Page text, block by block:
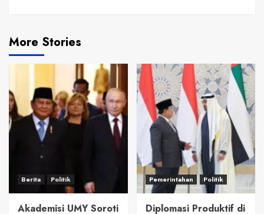
More Stories
Berita Politik
Akademisi UMY Soroti
Pemerintahan Politik
Diplomasi Produktif di